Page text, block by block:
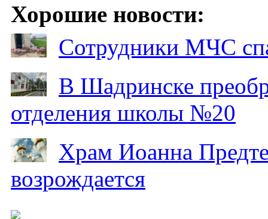
Хорошие новости:
Сотрудники МЧС
В Шадринске
отделения школы №20
Храм Иоанна
возрождается